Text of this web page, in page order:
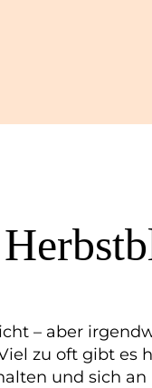
– aber
zu oft gibt es
und sich